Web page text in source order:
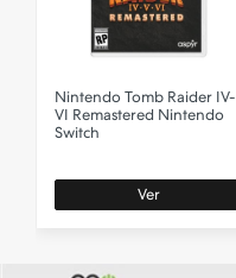
Nintendo Tomb Raider IV-
VI Remastered Nintendo
Switch
Ver